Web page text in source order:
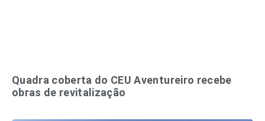
Quadra coberta do CEU Aventureiro recebe
obras de revitalização